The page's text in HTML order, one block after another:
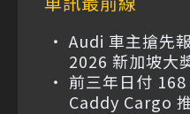
Audi 車主搶先
2026 新加坡大
前三年日付
Caddy Cargo